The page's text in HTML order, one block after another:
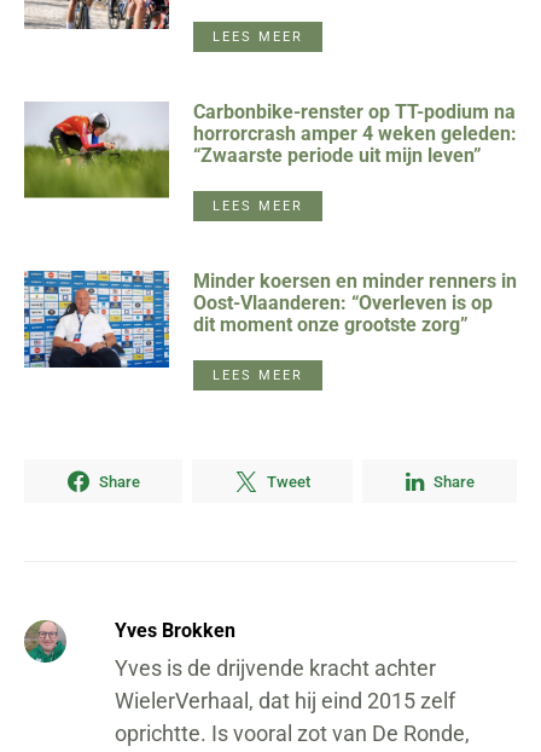
LEES MEER
Carbonbike-renster op TT-podium na
horrorcrash amper 4 weken geleden:
“Zwaarste periode uit mijn leven”
LEES MEER
Minder koersen en minder renners in
Oost-Vlaanderen: “Overleven is op
dit moment onze grootste zorg”
LEES MEER
Share Tweet Share
Yves Brokken
Yves is de drijvende kracht achter
WielerVerhaal, dat hij eind 2015 zelf
oprichtte. Is vooral zot van De Ronde,